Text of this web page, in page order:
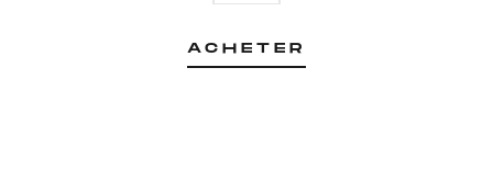
photos
ACHETER